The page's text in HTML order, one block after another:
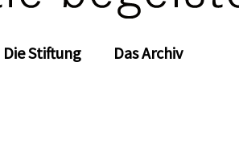
Die Stiftung Das Archiv